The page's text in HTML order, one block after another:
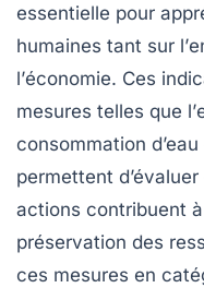
essentielle pour
humaines tant sur l’
l’économie. Ces
mesures telles que l’
consommation d’eau
permettent
actions contribuent
préservation des
ces mesures en